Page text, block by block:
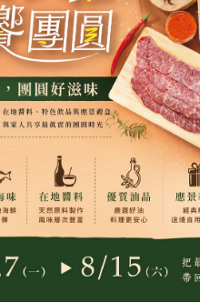
RPET 食譜 減硝酸鹽